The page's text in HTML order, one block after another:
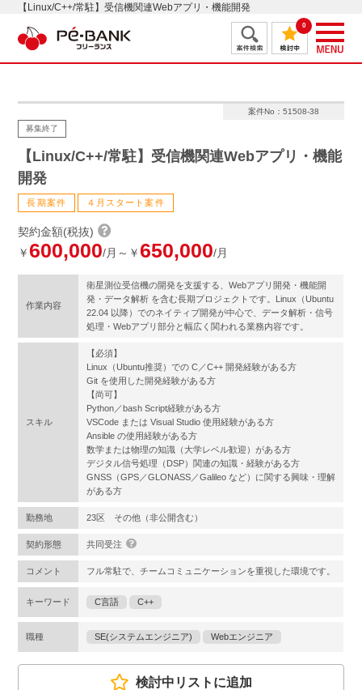
【Linux/C++/常駐】受信機関連Webアプリ・機能開発
0
案件No：51508-38
募集終了
【Linux/C++/常駐】受信機関連Webアプリ・機能
開発
長期案件 ４月スタート案件
契約金額(税抜)
￥ 600,000/月～￥ 650,000/月
作業内容
衛星測位受信機の開発を支援する、Webアプリ開発・機能開
発・データ解析 を含む長期プロジェクトです。Linux（Ubuntu
22.04 以降）でのネイティブ開発が中心で、データ解析・信号
処理・Webアプリ部分と幅広く関われる業務内容です。
スキル
【必須】
Linux（Ubuntu推奨）での C／C++ 開発経験がある方
Git を使用した開発経験がある方
【尚可】
Python／bash Script経験がある方
VSCode または Visual Studio 使用経験がある方
Ansible の使用経験がある方
数学または物理の知識（大学レベル歓迎）がある方
デジタル信号処理（DSP）関連の知識・経験がある方
GNSS（GPS／GLONASS／Galileo など）に関する興味・理解
がある方
勤務地 23区 その他（非公開含む）
契約形態 共同受注
コメント フル常駐で、チームコミュニケーションを重視した環境です。
キーワード C言語 C++
職種 SE(システムエンジニア) Webエンジニア
検討中リストに追加